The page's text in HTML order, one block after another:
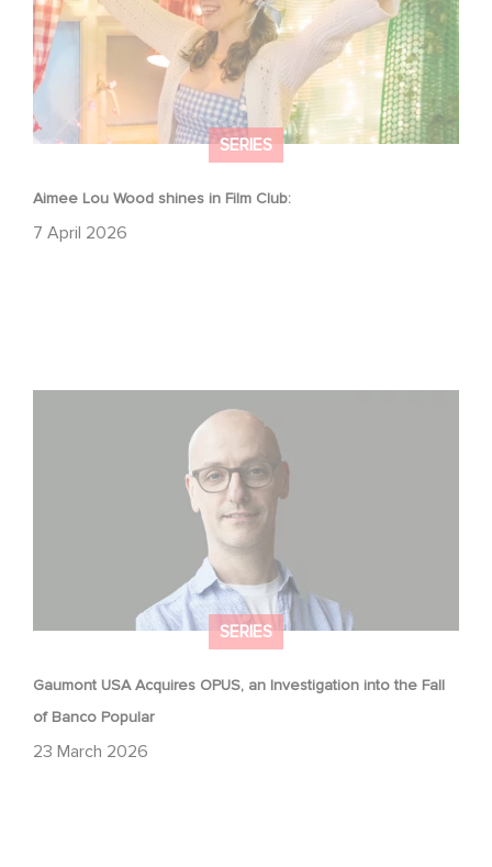
SERIES
Aimee Lou Wood shines in Film Club:
7 April 2026
SERIES
Gaumont USA Acquires OPUS, an Investigation into the Fall
of Banco Popular
23 March 2026
Gaumont USA Acquires OPUS, an Investigation into the